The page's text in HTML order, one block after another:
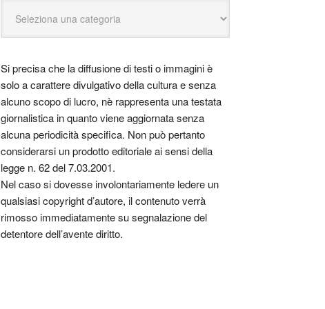
Si precisa che la diffusione di testi o immagini è
solo a carattere divulgativo della cultura e senza
alcuno scopo di lucro, nè rappresenta una testata
giornalistica in quanto viene aggiornata senza
alcuna periodicità specifica. Non può pertanto
considerarsi un prodotto editoriale ai sensi della
legge n. 62 del 7.03.2001.
Nel caso si dovesse involontariamente ledere un
qualsiasi copyright d’autore, il contenuto verrà
rimosso immediatamente su segnalazione del
detentore dell’avente diritto.